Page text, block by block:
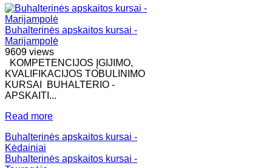
Buhalterinės apskaitos kursai -
Marijampolė
9609 views
KOMPETENCIJOS ĮGIJIMO,
KVALIFIKACIJOS TOBULINIMO
KURSAI BUHALTERIO -
APSKAITI...
Read more
Buhalterinės apskaitos kursai -
Kėdainiai
Buhalterinės apskaitos kursai -